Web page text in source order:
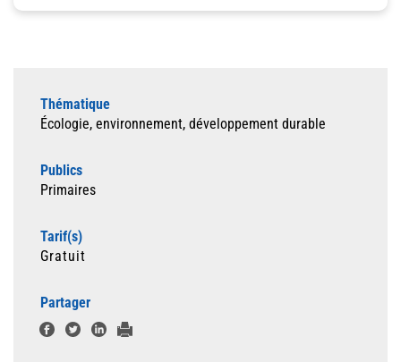
Thématique
Écologie, environnement, développement durable
Publics
Primaires
Tarif(s)
Gratuit
Partager